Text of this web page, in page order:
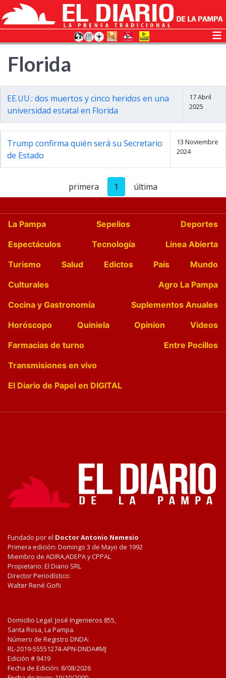
Florida
EE.UU.: dos muertos y cinco heridos en una
universidad estatal en Florida
17 Abril
2025
Trump confirma quién será su Secretario
de Estado
13 Noviembre
2024
primera 1 última
La Pampa Sepelios
Deportes
Espectáculos
Tecnología
Linea Abierta
Turismo
Salud Edictos País
Mundo
Culturales
Agro La Pampa
Cocina y Gastronomía
Suplementos Anuales
Horóscopo
Quiniela Opinion
Videos
Farmacias de turno
Entre Pocillos
Transmisiones en vivo
El Diario de Papel en DIGITAL
Fundado por el Doctor Antonio Nemesio
Primera edición: Domingo 3 de Mayo de 1992
Miembro de ADIRA,ADEPA y CPPAL
Propietario: El Diario SRL
Director Periodístico:
Walter René Goñi
Domicilio Legal: José Ingenieros 855,
Santa Rosa, La Pampa.
Número de Registro DNDA:
RL-2019-55551274-APN-DNDA#MJ
Edición # 9419
Fecha de Edición: 8/08/2026